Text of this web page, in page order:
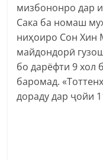
мизбононро дар
Сака ба номаш
ниҳоиро Сон Хин
майдондорӣ
бо дарёфти 9 хол
баромад.
дораду дар ҷойи